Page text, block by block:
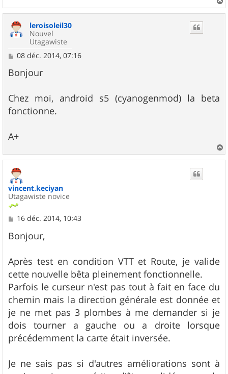
e
a
leroisoleil30
Nouvel
Utagawiste
M
s
s
g
e
08 déc. 2014, 07:16
Bonjour
Chez moi, android s5 (cyanogenmod) la beta
fonctionne.
A+
a
vincent.keciyan
Utagawiste novice
M
s
s
g
e
16 déc. 2014, 10:43
Bonjour,
Après test en condition VTT et Route, je valide
cette nouvelle bêta pleinement fonctionnelle.
Parfois le curseur n'est pas tout à fait en face du
chemin mais la direction générale est donnée et
je ne met pas 3 plombes à me demander si je
dois tourner a gauche ou a droite lorsque
précédemment la carte était inversée.
Je ne sais pas si d'autres améliorations sont à